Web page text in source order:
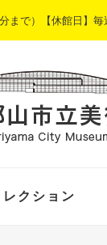
まで）【休館日】
レクション